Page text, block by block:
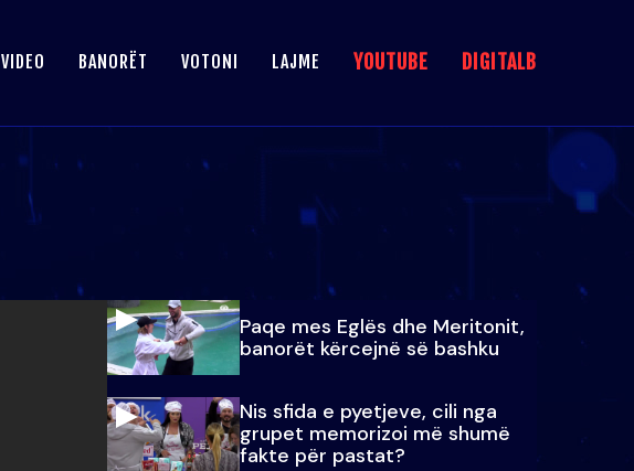
VIDEO BANORËT VOTONI LAJME YOUTUBE DIGITALB
Paqe mes Eglës dhe Meritonit,
banorët kërcejnë së bashku
Nis sfida e pyetjeve, cili nga
grupet memorizoi më shumë
fakte për pastat?